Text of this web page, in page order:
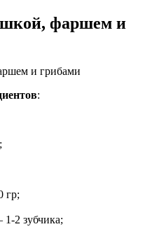
фаршем и
:
гр;
2 зубчика;